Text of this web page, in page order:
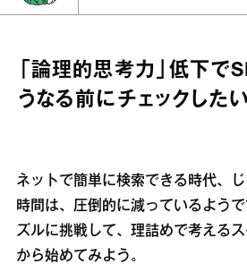
「論理的思考力」低下
うなる前にチェックした
ネットで簡単に検索できる時代、
時間は、圧倒的に減っているよう
ズルに挑戦して、理詰めで考える
から始めてみよう。